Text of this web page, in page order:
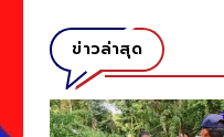
ข่าวล่าสุด